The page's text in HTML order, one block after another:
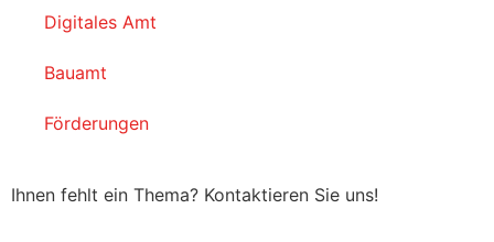
Digitales Amt
Bauamt
Förderungen
Ihnen fehlt ein Thema? Kontaktieren Sie uns!